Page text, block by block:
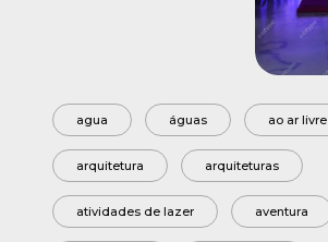
agua águas ao ar livre
arquitetura arquiteturas
atividades de lazer aventura